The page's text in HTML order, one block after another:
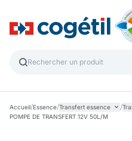
Accueil/Essence/Transfert essence /
POMPE DE TRANSFERT 12V 50L/M